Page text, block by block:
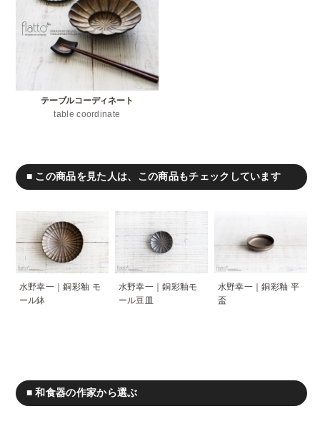
テーブルコーディネート
table coordinate
■ この商品を見た人は、この商品もチェックしています
水野幸一｜銅彩釉 モ
ール鉢
水野幸一｜銅彩釉モ
ール豆皿
水野幸一｜銅彩釉 平
盃
■ 和食器の作家から選ぶ